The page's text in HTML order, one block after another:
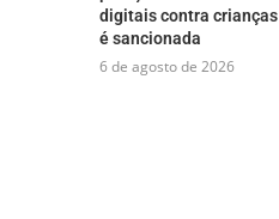
digitais contra crianças
é sancionada
6 de agosto de 2026